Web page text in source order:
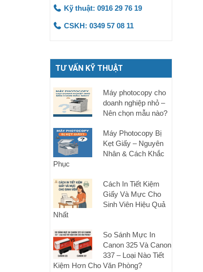
Kỹ thuật: 0916 29 76 19
CSKH: 0349 57 08 11
TƯ VẤN KỸ THUẬT
Máy photocopy cho
doanh nghiệp nhỏ –
Nên chọn mẫu nào?
Máy Photocopy Bị
Kẹt Giấy – Nguyên
Nhân & Cách Khắc
Phục
Cách In Tiết Kiệm
Giấy Và Mực Cho
Sinh Viên Hiệu Quả
Nhất
So Sánh Mực In
Canon 325 Và Canon
337 – Loại Nào Tiết
Kiệm Hơn Cho Văn Phòng?